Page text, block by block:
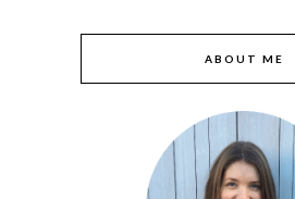
ABOUT ME